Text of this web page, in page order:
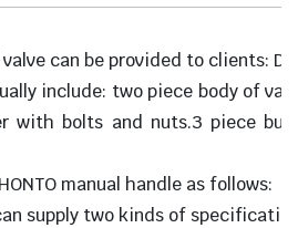
can be provided to clients:
include: two piece body of
with bolts and nuts.3 piece
manual handle as follows:
supply two kinds of